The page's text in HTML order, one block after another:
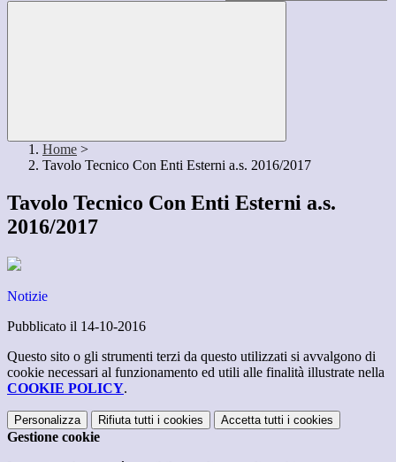
Home >
Tavolo Tecnico Con Enti Esterni a.s. 2016/2017
Tavolo Tecnico Con Enti Esterni a.s.
2016/2017
Notizie
Pubblicato il 14-10-2016
Questo sito o gli strumenti terzi da questo utilizzati si avvalgono di
cookie necessari al funzionamento ed utili alle finalità illustrate nella
COOKIE POLICY.
Personalizza Rifiuta tutti i cookies Accetta tutti i cookies
Gestione cookie